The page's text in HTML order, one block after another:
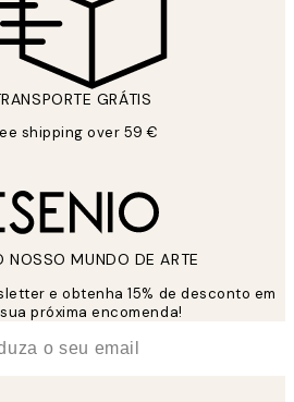
GRÁTIS
shipping over 59 €
NOSSO MUNDO DE ARTE
e obtenha 15% de desconto em
próxima encomenda!